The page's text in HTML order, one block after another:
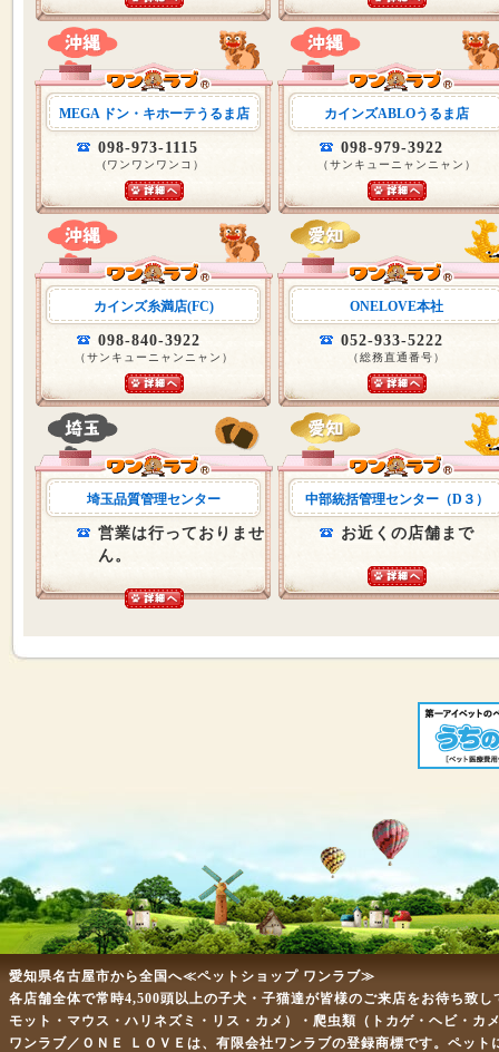
MEGA ドン・キホーテうるま店
098-973-1115
(ワンワンワンコ）
カインズABLOうるま店
098-979-3922
（サンキューニャンニャン）
カインズ糸満店(FC)
098-840-3922
（サンキューニャンニャン）
ONELOVE本社
052-933-5222
（総務直通番号）
埼玉品質管理センター
営業は行っておりませ
ん。
中部統括管理センター（D３）
お近くの店舗まで
愛知県名古屋市から全国へ≪ペットショップ ワンラブ≫
各店舗全体で常時4,500頭以上の子犬・子猫達が皆様のご来店をお待ち致
モット・マウス・ハリネズミ・リス・カメ）・爬虫類（トカゲ・ヘビ・
ワンラブ／ＯＮＥ ＬＯＶＥは、有限会社ワンラブの登録商標です。ペッ